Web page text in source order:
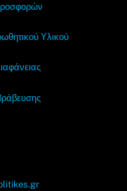
Υλικού